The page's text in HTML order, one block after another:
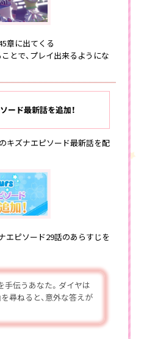
章に出てくる
とで、プレイ出来るようにな
ド最新話を追加！
キズナエピソード最新話を配
エピソード29話のあらすじを
手伝うあなた。ダイヤは
尋ねると、意外な答えが